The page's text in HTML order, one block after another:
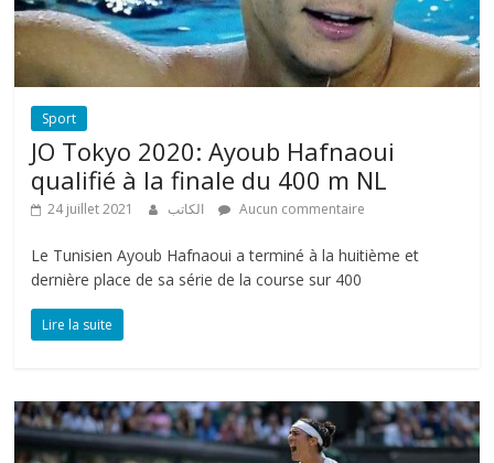
Sport
JO Tokyo 2020: Ayoub Hafnaoui
qualifié à la finale du 400 m NL
24 juillet 2021 Aucun commentaire
Le Tunisien Ayoub Hafnaoui a terminé à la huitième et
dernière place de sa série de la course sur 400
Lire la suite